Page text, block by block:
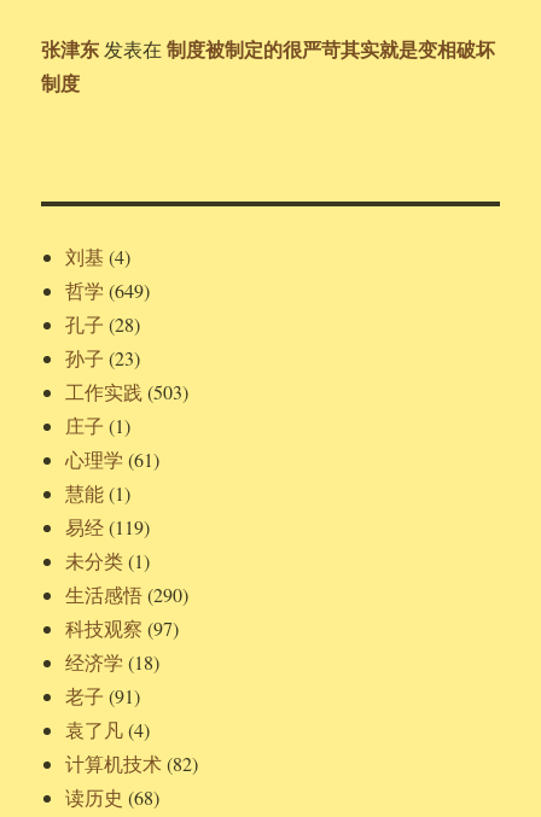
张津东 发表在制度被制定的很严苛其实就是变相破坏
制度
刘基 (4)
哲学 (649)
孔子 (28)
孙子 (23)
工作实践 (503)
庄子 (1)
心理学 (61)
慧能(1)
易经(119)
未分类(1)
生活感悟(290)
科技观察 (97)
经济学 (18)
老子 (91)
袁了凡(4)
计算机技术(82)
读历史 (68)